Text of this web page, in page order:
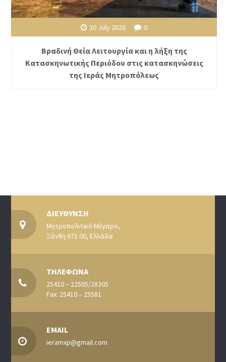
30 July 2026 0
Βραδινή Θεία Λειτουργία και η λήξη της
Κατασκηνωτικής Περιόδου στις κατασκηνώσεις
της Ιεράς Μητροπόλεως
ΔΙΕΥΘΥΝΣΗ
Μητροπολιτικό Μέγαρο,
Ξάνθη 671 00, Ελλάδα
ΤΗΛΕΦΩΝΑ
25410 – 22505/28305
Fax: 25410 – 25581
EMAIL
ieramxp@gmail.com